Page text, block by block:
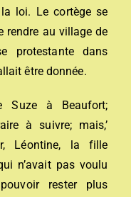
loi. Le cortège se
rendre au village de
protestante dans
être donnée.
Suze à Beaufort;
à suivre; mais,’
Léontine, la fille
n’avait pas voulu
rester plus